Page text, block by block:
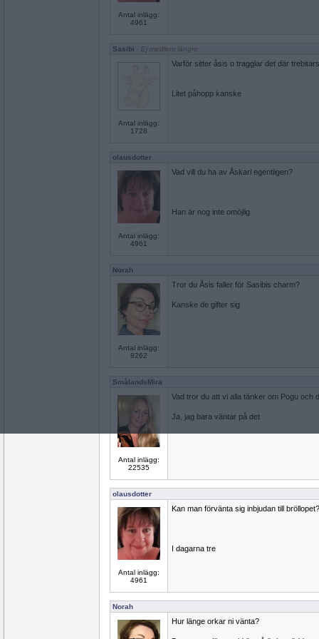
Antal inlägg:
4961
Sasibi - Ej medlem längre
Antal inlägg:
1728
Varför sitter åsis o tragglar det där
Litet påhopp kanske
olausdotter
Antal inlägg:
4961
Vad vill du ha av Åskarl egentligen?
Han är nog inte omöjlig
Norah
Antal inlägg:
8262
Tror du Åsis faller för Sasibis charm?
Kanske de gifter sig
SmålandsMira
Antal inlägg:
22535
Vad tror du att vi alla tänker om Pogu och
Ja, jag bara väntar på det
olausdotter
Antal inlägg:
4961
Kan man förvänta sig inbjudan till bröllopet?
I dagarna tre
Norah
Hur länge orkar ni vänta?